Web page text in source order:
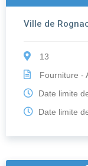
Ville de
13
Fourniture -
Date limite
Date limite